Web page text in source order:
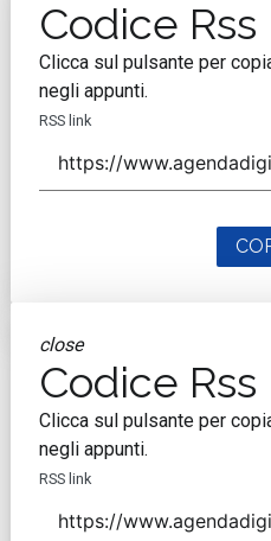
Codice Rss
Clicca sul pulsante per
negli appunti.
RSS link
close
Codice Rss
Clicca sul pulsante per
negli appunti.
RSS link